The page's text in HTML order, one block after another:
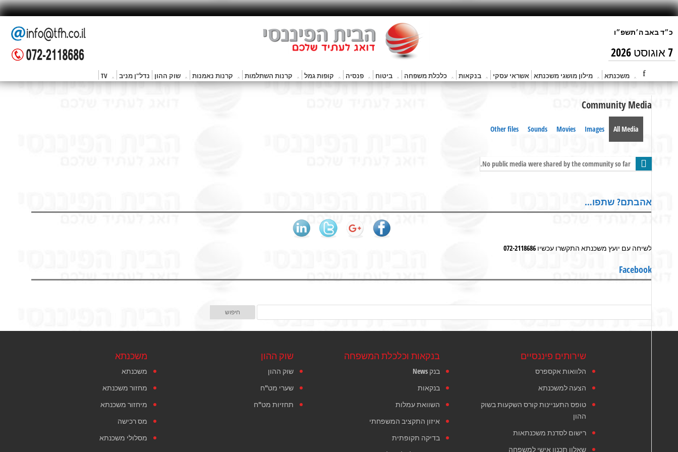
7 אוגוסט 2026
משכנתא מילון מושגי משכנתא אשראי עסקי בנקאות כלכלת משפחה ביטוח פנסיה קופות גמל קרנות השתלמות קרנות נאמנות שוק ההון נדל"ן מניב TV
Community Media
All Media
Images
Movies
Sounds
Other files
No public media were shared by the community so far.
אהבתם? שתפו…
לשיחה עם יועץ משכנתא התקשרו עכשיו 072-2118686
Facebook
משכנתא
משכנתא
מחזור משכנתא
מיחזור משכנתא
מס רכישה
מסלולי משכנתא
שוק ההון
שוק ההון
שערי מט"ח
תחזיות מט"ח
בנקאות וכלכלת המשפחה
בנק News
בנקאות
השוואת עמלות
איזון התקציב המשפחתי
בדיקה תקופתית
שירותים פיננסיים
הלוואות אקספרס
הצעה למשכנתא
טופס התעניינות קורס השקעות בשוק
ההון
רישום לסדנת משכנתאות
שאלון תכנון אישי למשפחה